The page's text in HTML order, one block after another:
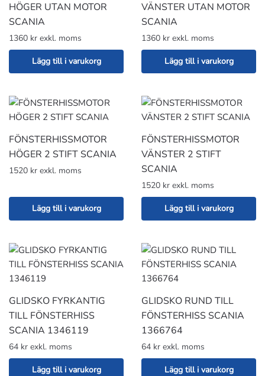
HÖGER UTAN MOTOR
SCANIA
1360 kr exkl. moms
Lägg till i varukorg
VÄNSTER UTAN MOTOR
SCANIA
1360 kr exkl. moms
Lägg till i varukorg
FÖNSTERHISSMOTOR
HÖGER 2 STIFT SCANIA
1520 kr exkl. moms
Lägg till i varukorg
FÖNSTERHISSMOTOR
VÄNSTER 2 STIFT
SCANIA
1520 kr exkl. moms
Lägg till i varukorg
GLIDSKO FYRKANTIG
TILL FÖNSTERHISS
SCANIA 1346119
64 kr exkl. moms
Lägg till i varukorg
GLIDSKO RUND TILL
FÖNSTERHISS SCANIA
1366764
64 kr exkl. moms
Lägg till i varukorg